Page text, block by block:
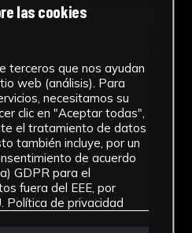
Medicine
x 4 cm
Datasheet
las cookies
terceros que nos ayudan
web (análisis). Para
necesitamos su
clic en "Aceptar todas",
el tratamiento de datos
también incluye, por un
de acuerdo
GDPR para el
fuera del EEE, por
Política de privacidad